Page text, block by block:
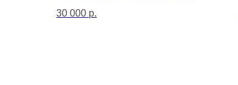
30 000 р.